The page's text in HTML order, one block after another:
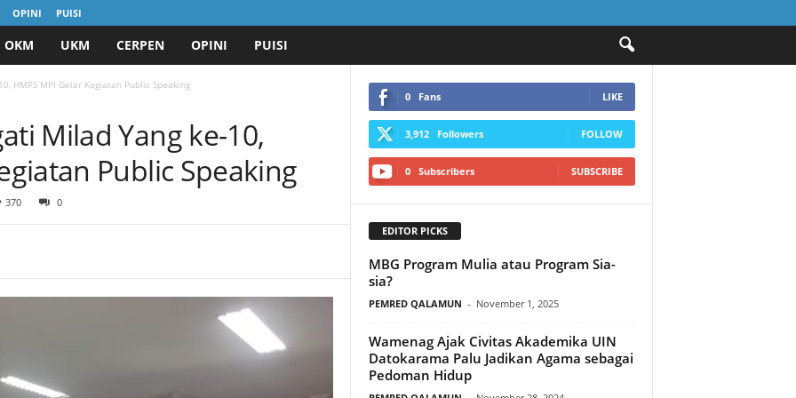
OPINI PUISI
OKM UKM CERPEN OPINI PUISI
HMPS MPI Gelar Kegiatan Public Speaking
Milad Yang ke-10,
Public Speaking
370 0
0 Fans LIKE
3,912 Followers FOLLOW
0 Subscribers SUBSCRIBE
EDITOR PICKS
MBG Program Mulia atau Program Sia-
sia?
PEMRED QALAMUN - November 1, 2025
Wamenag Ajak Civitas Akademika UIN
Datokarama Palu Jadikan Agama sebagai
Pedoman Hidup